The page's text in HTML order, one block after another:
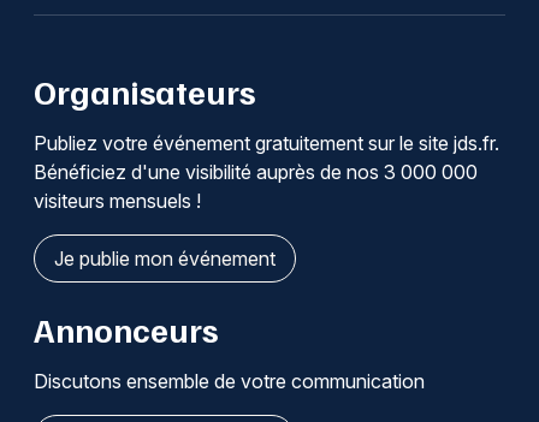
Organisateurs
Publiez votre événement gratuitement sur le site jds.fr.
Bénéficiez d'une visibilité auprès de nos 3 000 000
visiteurs mensuels !
Je publie mon événement
Annonceurs
Discutons ensemble de votre communication